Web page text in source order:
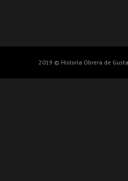
2019 © Historia Obrera de